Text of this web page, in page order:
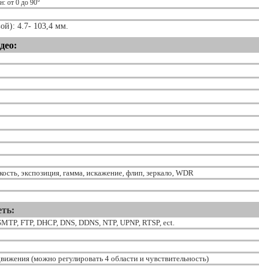
от 0 до 90°
4.7- 103,4 мм.
экспозиция, гамма, искажение, флип, зеркало, WDR
FTP, DHCP, DNS, DDNS, NTP, UPNP, RTSP, ect.
(можно регулировать 4 области и чувствительность)